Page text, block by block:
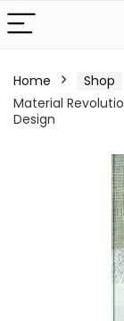
Home Shop
Material
Design